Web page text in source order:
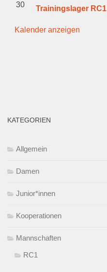
30
Trainingslager RC1
Kalender anzeigen
KATEGORIEN
Allgemein
Damen
Junior*innen
Kooperationen
Mannschaften
RC1